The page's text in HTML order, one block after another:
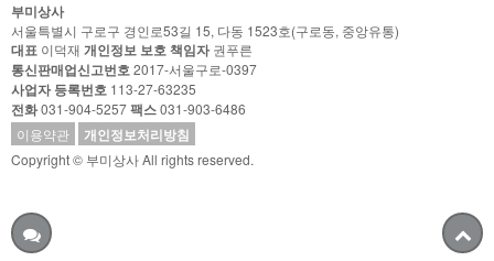
부미상사
서울특별시 구로구 경인로53길 15, 다동 1523호(구로동, 중앙유통)
대표 이덕재 개인정보 보호 책임자권푸른
통신판매업신고번호2017-서울구로-0397
사업자 등록번호 113-27-63235
전화031-904-5257팩스031-903-6486
이용약관
개인정보처리방침
Copyright © 부미상사 All rights reserved.